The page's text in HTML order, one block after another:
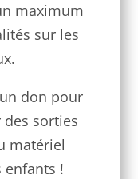
maximum
sur les
don pour
des sorties
matériel
enfants !